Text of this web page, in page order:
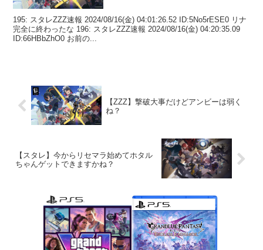
195: スタレZZZ速報 2024/08/16(金) 04:01:26.52 ID:5No5rESE0 リナ
完全に終わったな 196: スタレZZZ速報 2024/08/16(金) 04:20:35.09
ID:66HBbZhO0 お前の...
【ZZZ】撃破大事だけどアンビーは弱く
ね？
【スタレ】今からリセマラ始めてホタル
ちゃんゲットできますかね？